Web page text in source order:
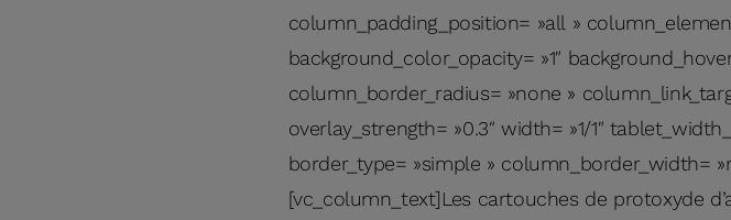
column_padding_position= »all »
background_color_opacity= »1″
column_border_radius= »none »
overlay_strength= »0.3″ width= »1/1″
border_type= »simple » column_border_width=
[vc_column_text]Les cartouches de protoxyde